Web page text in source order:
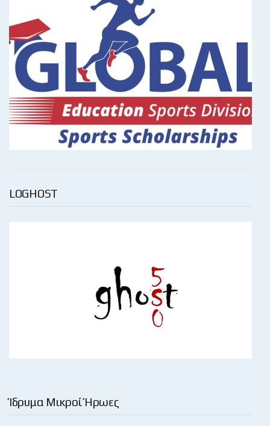
LOGHOST
Ίδρυμα Μικροί Ήρωες